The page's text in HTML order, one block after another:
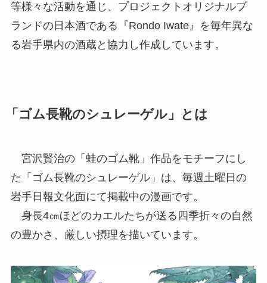
等様々な活動を通じ、プロジェクトオリジナルブ
ランドの日本酒である『Rondo Iwate』を毎年異な
る岩手県内の酒蔵と協力し作成しています。
「ゴム長靴のシュレーゲル」とは
宮沢賢治の「蛙のゴム靴」作品をモチーフにし
た「ゴム長靴のシュレーゲル」は、毎週土曜日の
岩手日報文化面にて掲載中の漫画です。
身長4㎝ほどのカエルたちが送る四季折々の自然
の豊かさ、厳しい摂理を描いています。